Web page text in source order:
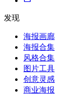
发现
海报画廊
海报合集
风格合集
图片工具
创意灵感
商业海报